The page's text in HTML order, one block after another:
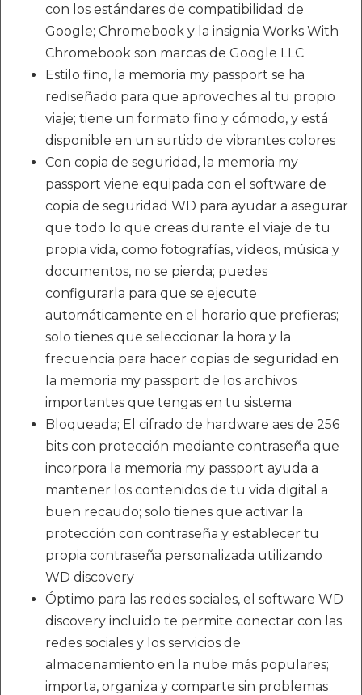
con los estándares de compatibilidad de
Google; Chromebook y la insignia Works With
Chromebook son marcas de Google LLC
Estilo fino, la memoria my passport se ha
rediseñado para que aproveches al tu propio
viaje; tiene un formato fino y cómodo, y está
disponible en un surtido de vibrantes colores
Con copia de seguridad, la memoria my
passport viene equipada con el software de
copia de seguridad WD para ayudar a asegurar
que todo lo que creas durante el viaje de tu
propia vida, como fotografías, vídeos, música y
documentos, no se pierda; puedes
configurarla para que se ejecute
automáticamente en el horario que prefieras;
solo tienes que seleccionar la hora y la
frecuencia para hacer copias de seguridad en
la memoria my passport de los archivos
importantes que tengas en tu sistema
Bloqueada; El cifrado de hardware aes de 256
bits con protección mediante contraseña que
incorpora la memoria my passport ayuda a
mantener los contenidos de tu vida digital a
buen recaudo; solo tienes que activar la
protección con contraseña y establecer tu
propia contraseña personalizada utilizando
WD discovery
Óptimo para las redes sociales, el software WD
discovery incluido te permite conectar con las
redes sociales y los servicios de
almacenamiento en la nube más populares;
importa, organiza y comparte sin problemas